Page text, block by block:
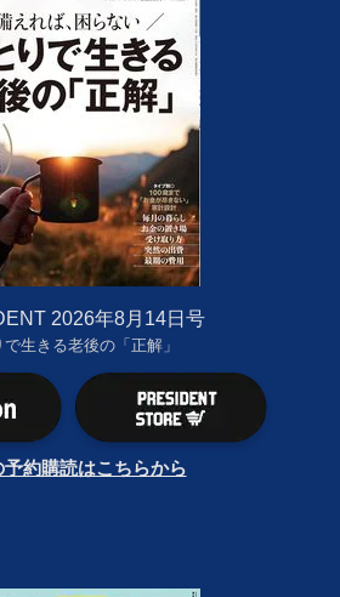
2026年8月14日号
生きる老後の「正解」
予約購読はこちらから